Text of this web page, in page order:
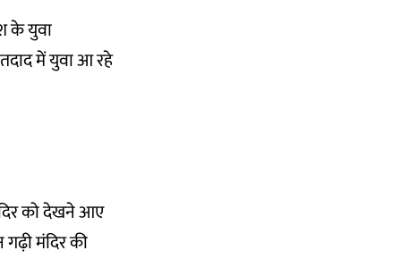
के युवा
तदाद में युवा आ रहे
को देखने आए
मंदिर की